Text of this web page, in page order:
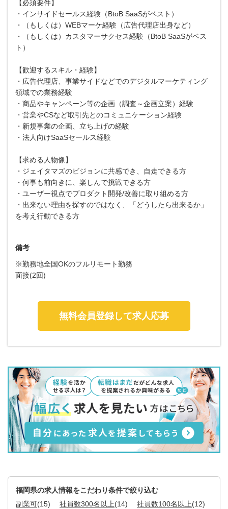
【必須要件】
・インサイドセールス経験（BtoB SaaSがベスト）
・（もしくは）WEBマーケ経験（広告代理店出身など）
・（もしくは）カスタマーサクセス経験（BtoB SaaSがベス
ト）
【歓迎するスキル・経験】
・広告代理店、事業サイドなどでのデジタルマーケティング
領域での業務経験
・商品やキャンペーン等の企画（調査～企画立案）経験
・営業やCSなど取引先とのコミュニケーション経験
・新規事業の企画、立ち上げの経験
・法人向けSaaSセールス経験
【求める人物像】
・ジェイタマズのビジョンに共感でき、自走できる方
・何事も前向きに、楽しんで挑戦できる方
・ユーザー視点でプロダクト開発/改善に取り組める方
・出来ない理由を探すのではなく、「どうしたら出来るか」
を考え行動できる方
備考
※勤務地全国OKのフルリモート勤務
面接(2回)
無料会員登録して求人応募
福岡県の求人情報をこだわり条件で絞り込む
副業可(15) 社員数300名以上(14) 社員数100名以上(12)